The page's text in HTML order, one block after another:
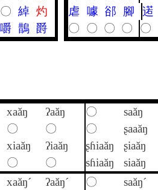
〇 綽 灼
嚼 鵲 爵
虐
噱 郤 腳 逽
〇
〇 〇 〇 〇
xaăŋ ʔaăŋ 〇 saăŋ
〇 〇 〇 ʂaaăŋ
xiaăŋ ʔiaăŋ ʂɦiaăŋ ʂiaăŋ
〇 〇 sɦiaăŋ siaăŋ
xaăŋ´ ʔaăŋ´ 〇 saăŋ´